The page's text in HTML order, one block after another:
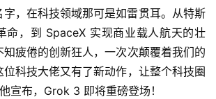
字，在科技领域那可是如雷贯耳。从特斯
命，到 SpaceX 实现商业载人航天的壮
疲倦的创新狂人，一次次颠覆着我们的
科技大佬又有了新动作，让整个科技圈
布，Grok 3 即将重磅登场！